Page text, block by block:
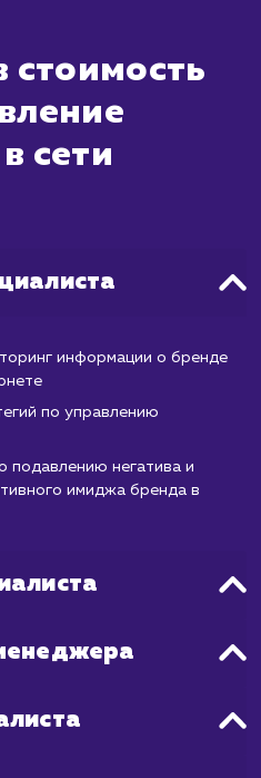
который
сфере
включая
бренда в сети и
уже через
идет о борьбе с
отзывов
процесс
а иногда и
Наша задача –
контент-